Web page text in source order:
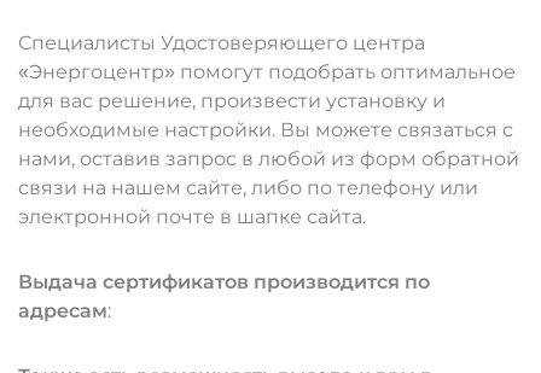
Специалисты Удостоверяющего центра
«Энергоцентр» помогут подобрать оптимальное
для вас решение, произвести установку и
необходимые настройки. Вы можете связаться с
нами, оставив запрос в любой из форм обратной
связи на нашем сайте, либо по телефону или
электронной почте в шапке сайта.
Выдача сертификатов производится по
адресам: